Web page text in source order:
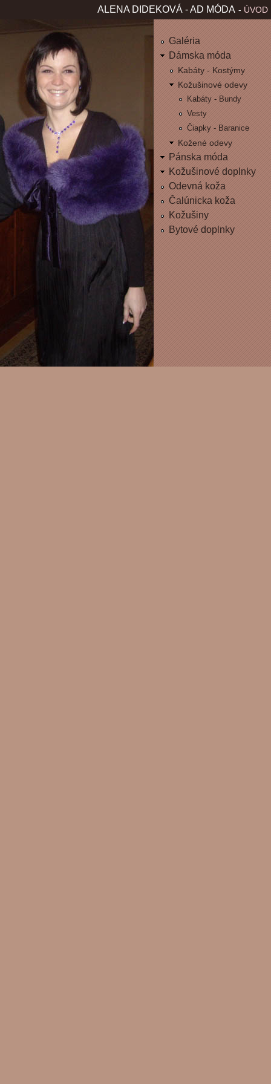
H
A
V
M
ÚVOD
ALENA DIDEKOVÁ - AD MÓDA
Galéria
Dámska móda
Kabáty - Kostýmy
Kožušinové odevy
Kabáty - Bundy
Vesty
Čiapky - Baranice
Kožené odevy
Pánska móda
Kožušinové doplnky
Odevná koža
Čalúnicka koža
Kožušiny
Bytové doplnky